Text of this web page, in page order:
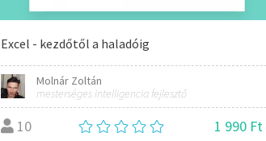
Excel - kezdőtől a haladóig
Molnár Zoltán
mesterséges intelligencia fejlesztő
10 1 990 Ft